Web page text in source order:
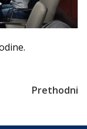
Prethodni